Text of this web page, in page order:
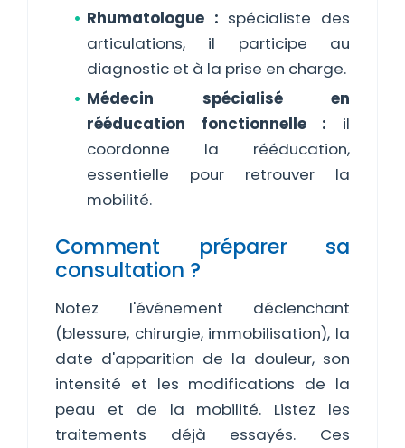
Rhumatologue : spécialiste des
articulations, il participe au
diagnostic et à la prise en charge.
Médecin spécialisé en
rééducation fonctionnelle : il
coordonne la rééducation,
essentielle pour retrouver la
mobilité.
Comment préparer sa
consultation ?
Notez l'événement déclenchant
(blessure, chirurgie, immobilisation), la
date d'apparition de la douleur, son
intensité et les modifications de la
peau et de la mobilité. Listez les
traitements déjà essayés. Ces